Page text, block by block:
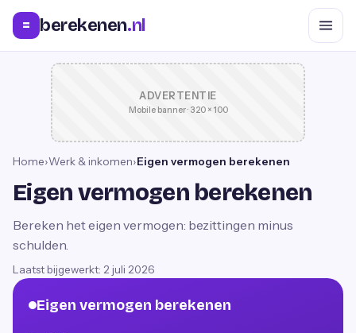
= berekenen.nl
ADVERTENTIE
Mobile banner · 320 × 100
Home›Werk & inkomen›Eigen vermogen berekenen
Eigen vermogen berekenen
Bereken het eigen vermogen: bezittingen minus
schulden.
Laatst bijgewerkt: 2 juli 2026
Eigen vermogen berekenen